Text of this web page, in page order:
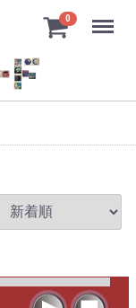
0 Menu